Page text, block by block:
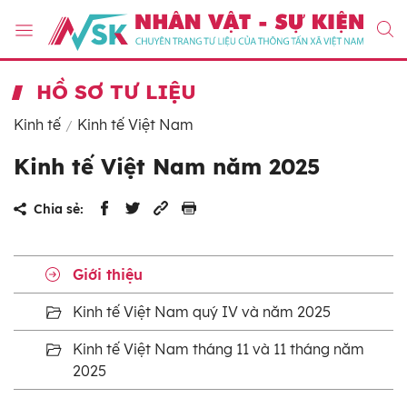
HỒ SƠ TƯ LIỆU
Kinh tế Kinh tế Việt Nam
Kinh tế Việt Nam năm 2025
Chia sẻ:
Giới thiệu
Kinh tế Việt Nam quý IV và năm 2025
Kinh tế Việt Nam tháng 11 và 11 tháng năm
2025